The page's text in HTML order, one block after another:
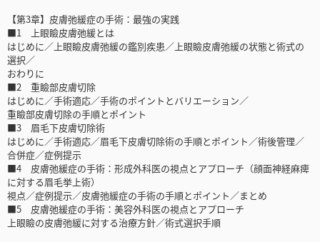
【第3章】皮膚弛緩症の手術：最強の実践
■1 上眼瞼皮膚弛緩とは
はじめに／上眼瞼皮膚弛緩の鑑別疾患／上眼瞼皮膚弛緩の状態と術式の
選択／
おわりに
■2 重瞼部皮膚切除
はじめに／手術適応／手術のポイントとバリエーション／
重瞼部皮膚切除の手順とポイント
■3 眉毛下皮膚切除術
はじめに／手術適応／眉毛下皮膚切除術の手順とポイント／術後管理／
合併症／症例提示
■4 皮膚弛緩症の手術：形成外科医の視点とアプローチ（顔面神経麻痺
に対する眉毛挙上術）
視点／症例提示／皮膚弛緩症の手術の手順とポイント／まとめ
■5 皮膚弛緩症の手術：美容外科医の視点とアプローチ
上眼瞼の皮膚弛緩に対する治療方針／術式選択手順